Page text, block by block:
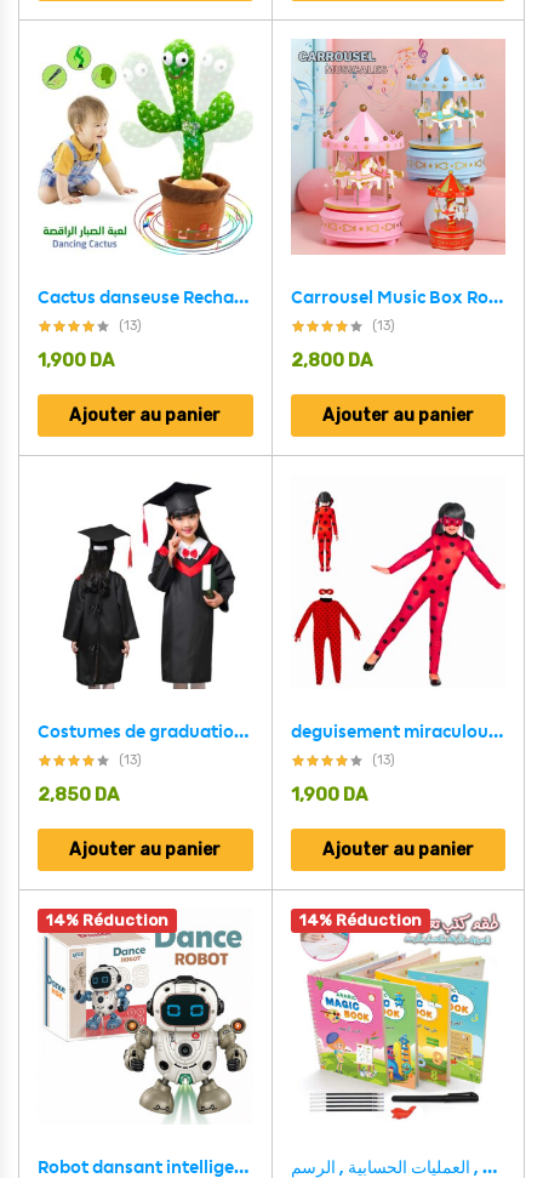
Cactus danseuse Rechargeable | لعبة الصبارة الراقصة للاطفال
(13)
1,900 DA
Ajouter au panier
Carrousel Music Box Rotatif à 4 Chevaux Classique Melody
(13)
2,800 DA
Ajouter au panier
Costumes de graduation académique pour enfants 5-7 ans
(13)
2,850 DA
Ajouter au panier
deguisement miraculous ladybug pour fillet 5 – 8 ans
(13)
1,900 DA
Ajouter au panier
14% Réduction
Robot dansant intelligent avec musique et lumières
14% Réduction
طقم 4 كتب لتعليم الأطفال , كتابة الحروف , الأرقام , العمليات الحسابية , الرسم MAGIC BOOK